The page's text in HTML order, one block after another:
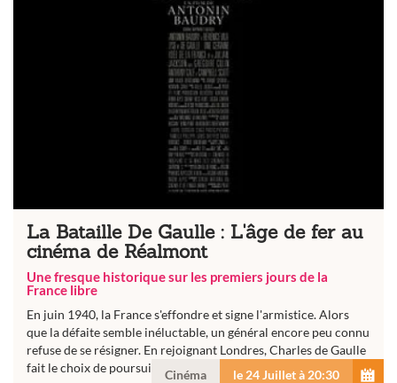
La Bataille De Gaulle : L'âge de fer au
cinéma de Réalmont
Une fresque historique sur les premiers jours de la
France libre
En juin 1940, la France s'effondre et signe l'armistice. Alors
que la défaite semble inéluctable, un général encore peu connu
refuse de se résigner. En rejoignant Londres, Charles de Gaulle
fait le choix de poursuivre le combat et de porter...
Cinéma le 24 Juillet à 20:30